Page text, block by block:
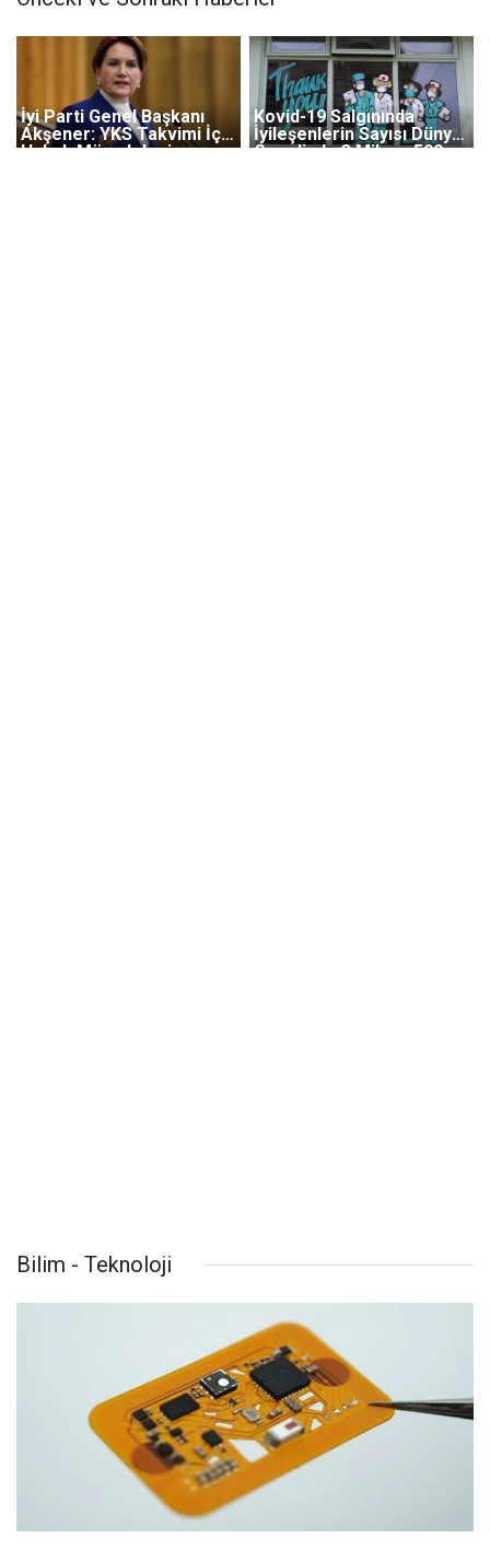
İyi Parti Genel Başkanı
Akşener: YKS Takvimi İçin
Hukuk Mücadelesi
Kovid-19 Salgınında
İyileşenlerin Sayısı Dünya
Genelinde 3 Milyon 500
Bilim - Teknoloji